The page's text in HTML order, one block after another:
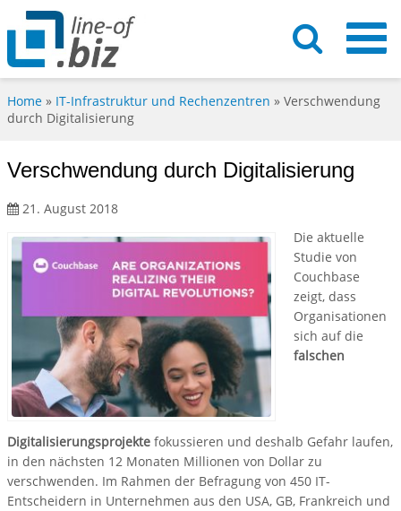
Home » IT-Infrastruktur und Rechenzentren » Verschwendung
durch Digitalisierung
Verschwendung durch Digitalisierung
21. August 2018
Die aktuelle
Studie von
Couchbase
zeigt, dass
Organisationen
sich auf die
falschen
Digitalisierungsprojekte fokussieren und deshalb Gefahr laufen,
in den nächsten 12 Monaten Millionen von Dollar zu
verschwenden. Im Rahmen der Befragung von 450 IT-
Entscheidern in Unternehmen aus den USA, GB, Frankreich und